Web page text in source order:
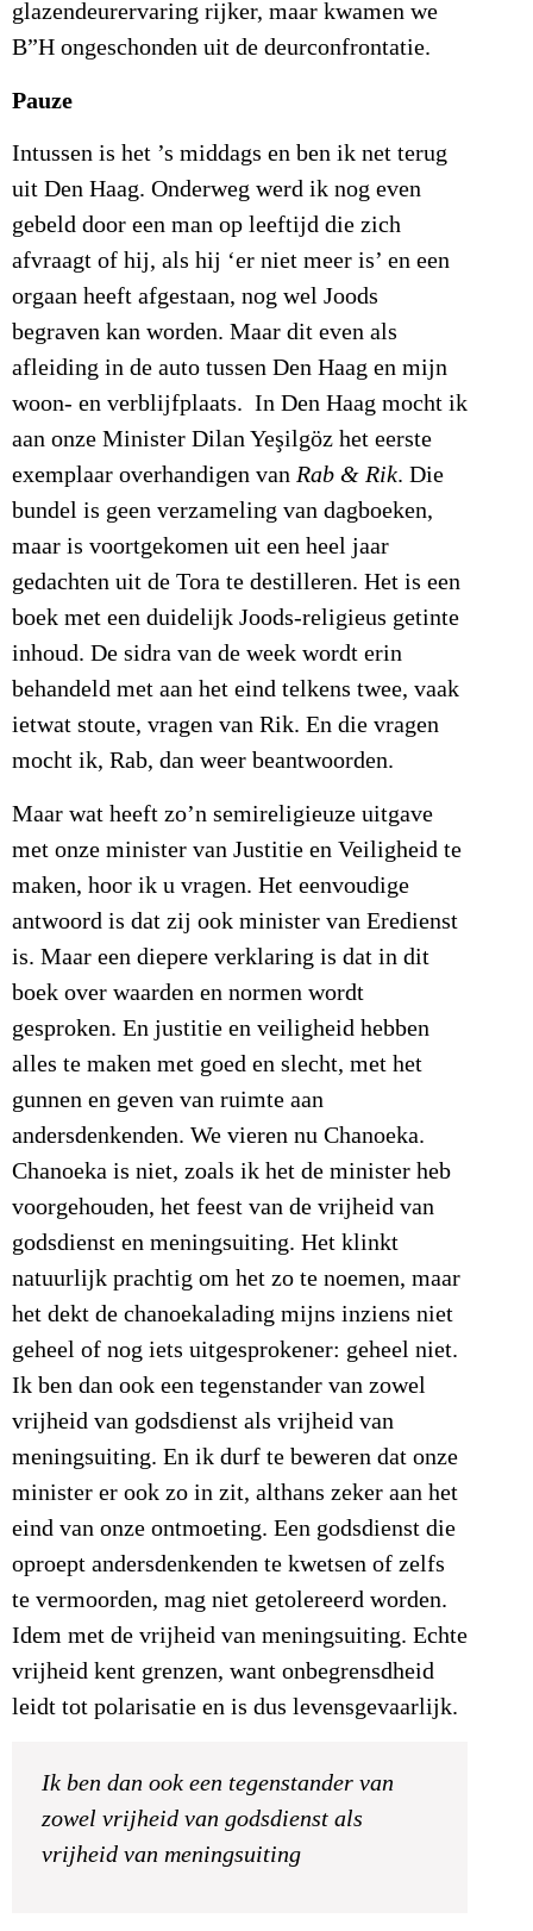
glazendeurervaring rijker, maar kwamen we
B”H ongeschonden uit de deurconfrontatie.
Pauze
Intussen is het ’s middags en ben ik net terug
uit Den Haag. Onderweg werd ik nog even
gebeld door een man op leeftijd die zich
afvraagt of hij, als hij ‘er niet meer is’ en een
orgaan heeft afgestaan, nog wel Joods
begraven kan worden. Maar dit even als
afleiding in de auto tussen Den Haag en mijn
woon- en verblijfplaats. In Den Haag mocht ik
aan onze Minister Dilan Yeşilgöz het eerste
exemplaar overhandigen van Rab & Rik. Die
bundel is geen verzameling van dagboeken,
maar is voortgekomen uit een heel jaar
gedachten uit de Tora te destilleren. Het is een
boek met een duidelijk Joods-religieus getinte
inhoud. De sidra van de week wordt erin
behandeld met aan het eind telkens twee, vaak
ietwat stoute, vragen van Rik. En die vragen
mocht ik, Rab, dan weer beantwoorden.
Maar wat heeft zo’n semireligieuze uitgave
met onze minister van Justitie en Veiligheid te
maken, hoor ik u vragen. Het eenvoudige
antwoord is dat zij ook minister van Eredienst
is. Maar een diepere verklaring is dat in dit
boek over waarden en normen wordt
gesproken. En justitie en veiligheid hebben
alles te maken met goed en slecht, met het
gunnen en geven van ruimte aan
andersdenkenden. We vieren nu Chanoeka.
Chanoeka is niet, zoals ik het de minister heb
voorgehouden, het feest van de vrijheid van
godsdienst en meningsuiting. Het klinkt
natuurlijk prachtig om het zo te noemen, maar
het dekt de chanoekalading mijns inziens niet
geheel of nog iets uitgesprokener: geheel niet.
Ik ben dan ook een tegenstander van zowel
vrijheid van godsdienst als vrijheid van
meningsuiting. En ik durf te beweren dat onze
minister er ook zo in zit, althans zeker aan het
eind van onze ontmoeting. Een godsdienst die
oproept andersdenkenden te kwetsen of zelfs
te vermoorden, mag niet getolereerd worden.
Idem met de vrijheid van meningsuiting. Echte
vrijheid kent grenzen, want onbegrensdheid
leidt tot polarisatie en is dus levensgevaarlijk.
Ik ben dan ook een tegenstander van
zowel vrijheid van godsdienst als
vrijheid van meningsuiting